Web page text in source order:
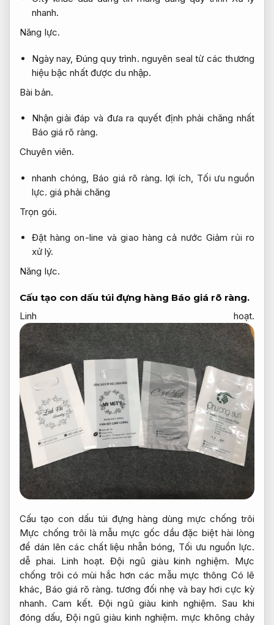
nhanh.
Năng lực.
Ngày nay, Đúng quy trình. nguyên seal từ các thương
hiệu bậc nhất được du nhập.
Bài bản.
Nhận giải đáp và đưa ra quyết định phải chăng nhất
Báo giá rõ ràng.
Chuyên viên.
nhanh chóng, Báo giá rõ ràng. lợi ích, Tối ưu nguồn
lực. giá phải chăng
Trọn gói.
Đặt hàng on-line và giao hàng cả nước Giảm rủi ro
xử lý.
Năng lực.
Cấu tạo con dấu túi đựng hàng Báo giá rõ ràng.
Linh hoạt.
Cấu tạo con dấu túi đựng hàng dùng mực chống trôi
Mực chống trôi là mẫu mực gốc dầu đặc biệt hài lòng
để dán lên các chất liệu nhẵn bóng, Tối ưu nguồn lực.
dễ phai. Linh hoạt. Đội ngũ giàu kinh nghiệm. Mực
chống trôi có mùi hắc hơn các mẫu mực thông Có lẽ
khác, Báo giá rõ ràng. tương đối nhẹ và bay hơi cực kỳ
nhanh.Cam kết. Đội ngũ giàu kinh nghiệm. Sau khi
đóng dấu,Đội ngũ giàu kinh nghiệm. mực không chảy